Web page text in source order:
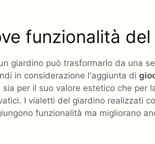
funzionalità
giardino può trasformarlo da una
in considerazione l'aggiunta di
per il suo valore estetico che per
I vialetti del giardino realizzati
funzionalità ma migliorano